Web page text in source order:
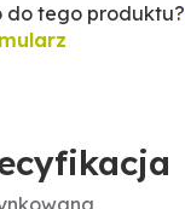
do tego produktu?